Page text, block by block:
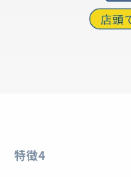
特徴4